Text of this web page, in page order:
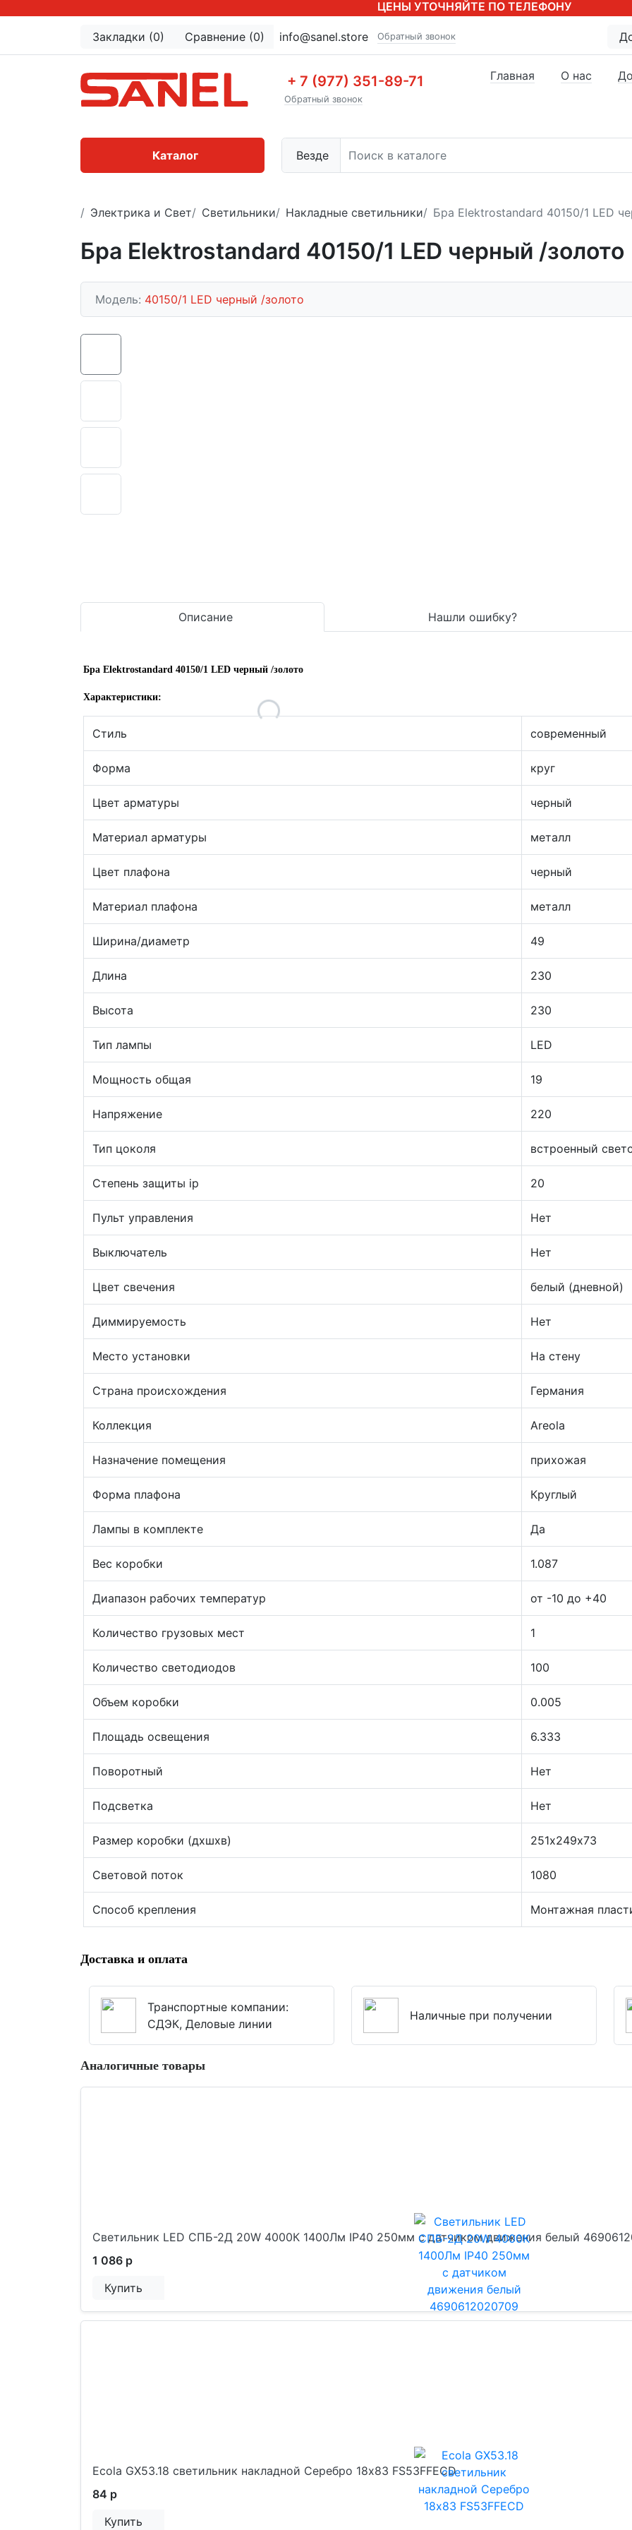
ЦЕНЫ УТОЧНЯЙТЕ ПО ТЕЛЕФОНУ
Закладки (0) Сравнение (0) info@sanel.store Обратный звонок
+ 7 (977) 351-89-71
Обратный звонок
Везде
Главная О нас
Каталог
Электрика и Свет Светильники Накладные светильники Бра Elektrostandard 40150/1 LED
Бра Elektrostandard 40150/1 LED черный /золото
Модель: 40150/1 LED черный /золото
Описание Нашли ошибку?
Бра Elektrostandard 40150/1 LED черный /золото
Характеристики:
Стиль современный
Форма круг
Цвет арматуры черный
Материал арматуры металл
Цвет плафона черный
Материал плафона металл
Ширина/диаметр 49
Длина 230
Высота 230
Тип лампы LED
Мощность общая 19
Напряжение 220
Тип цоколя встроенный
Степень защиты ip 20
Пульт управления Нет
Выключатель Нет
Цвет свечения белый (дневной)
Диммируемость Нет
Место установки На стену
Страна происхождения Германия
Коллекция Areola
Назначение помещения прихожая
Форма плафона Круглый
Лампы в комплекте Да
Вес коробки 1.087
Диапазон рабочих температур от -10 до +40
Количество грузовых мест 1
Количество светодиодов 100
Объем коробки 0.005
Площадь освещения 6.333
Поворотный Нет
Подсветка Нет
Размер коробки (дхшхв) 251х249х73
Световой поток 1080
Способ крепления Монтажная
Доставка и оплата
Транспортные компании:
СДЭК, Деловые линии
Наличные при получении
Аналогичные товары
Cветильник LED СПБ-2Д 20W 4000К 1400Лм IP40 250мм с датчиком движения белый
1 086 р
Купить
Ecola GX53.18 светильник накладной Серебро 18x83 FS53FFECD
84 р
Купить